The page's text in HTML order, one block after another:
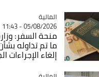
Catégorie
المالية
05/08/2026 - 11:43
منحة السفر:
ما تم تداوله
إلغاء الإجراءات